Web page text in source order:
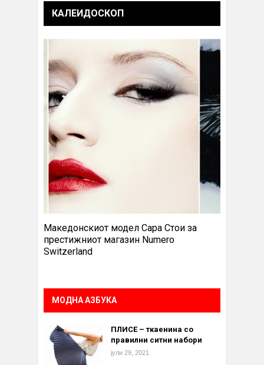
КАЛЕИДОСКОП
Македонскиот модел Сара Стои за
престижниот магазин Numero
Switzerland
МОДНА АЗБУКА
ПЛИСЕ – ткаенина со
правилни ситни набори
јули 29, 2021